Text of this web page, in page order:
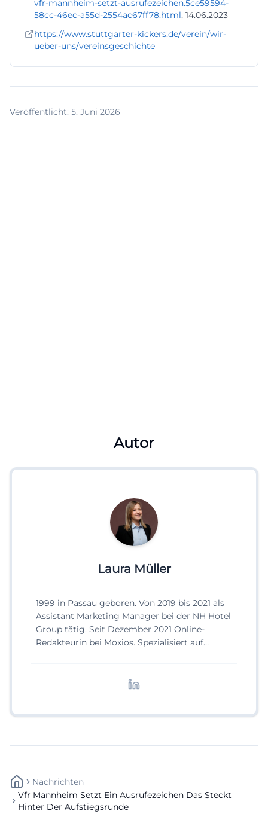
vfr-mannheim-setzt-ausrufezeichen.5ce59594-
58cc-46ec-a55d-2554ac67ff78.html, 14.06.2023
https://www.stuttgarter-kickers.de/verein/wir-
ueber-uns/vereinsgeschichte
Veröffentlicht: 5. Juni 2026
Autor
Laura Müller
1999 in Passau geboren. Von 2019 bis 2021 als
Assistant Marketing Manager bei der NH Hotel
Group tätig. Seit Dezember 2021 Online-
Redakteurin bei Moxios. Spezialisiert auf
Nachrichten
Vfr Mannheim Setzt Ein Ausrufezeichen Das Steckt
Hinter Der Aufstiegsrunde